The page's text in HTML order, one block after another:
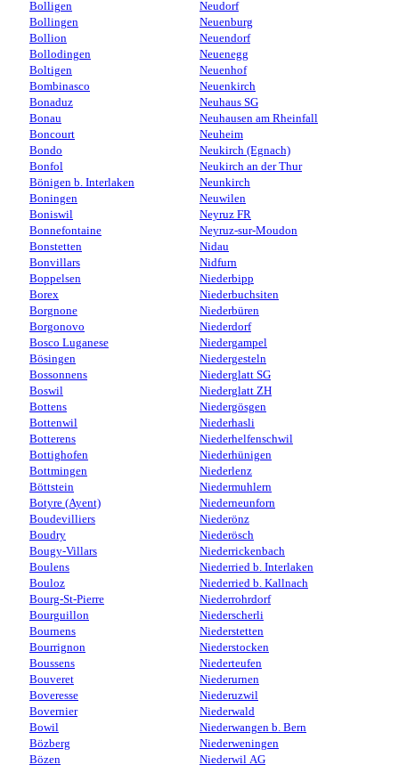
Bolligen
Bollingen
Bollion
Bollodingen
Boltigen
Bombinasco
Bonaduz
Bonau
Boncourt
Bondo
Bonfol
Bönigen b. Interlaken
Boningen
Boniswil
Bonnefontaine
Bonstetten
Bonvillars
Boppelsen
Borex
Borgnone
Borgonovo
Bosco Luganese
Bösingen
Bossonnens
Boswil
Bottens
Bottenwil
Botterens
Bottighofen
Bottmingen
Böttstein
Botyre (Ayent)
Boudevilliers
Boudry
Bougy-Villars
Boulens
Bouloz
Bourg-St-Pierre
Bourguillon
Bournens
Bourrignon
Boussens
Bouveret
Boveresse
Bovernier
Bowil
Bözberg
Bözen
Neudorf
Neuenburg
Neuendorf
Neuenegg
Neuenhof
Neuenkirch
Neuhaus SG
Neuhausen am Rheinfall
Neuheim
Neukirch (Egnach)
Neukirch an der Thur
Neunkirch
Neuwilen
Neyruz FR
Neyruz-sur-Moudon
Nidau
Nidfurn
Niederbipp
Niederbuchsiten
Niederbüren
Niederdorf
Niedergampel
Niedergesteln
Niederglatt SG
Niederglatt ZH
Niedergösgen
Niederhasli
Niederhelfenschwil
Niederhünigen
Niederlenz
Niedermuhlern
Niederneunforn
Niederönz
Niederösch
Niederrickenbach
Niederried b. Interlaken
Niederried b. Kallnach
Niederrohrdorf
Niederscherli
Niederstetten
Niederstocken
Niederteufen
Niederurnen
Niederuzwil
Niederwald
Niederwangen b. Bern
Niederweningen
Niederwil AG